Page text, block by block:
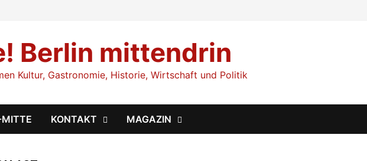
Berlin mittendrin
Kultur, Gastronomie, Historie, Wirtschaft und Politik
MITTE KONTAKT MAGAZIN